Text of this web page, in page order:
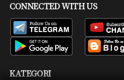
CONNECTED WITH US
KATEGORI